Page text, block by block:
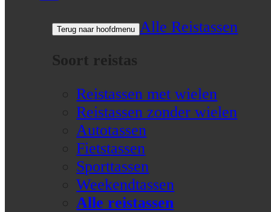
Terug naar hoofdmenu
Alle Reistassen
Soort reistas
Reistassen met wielen
Reistassen zonder wielen
Autotassen
Fietstassen
Sporttassen
Weekendtassen
Alle reistassen